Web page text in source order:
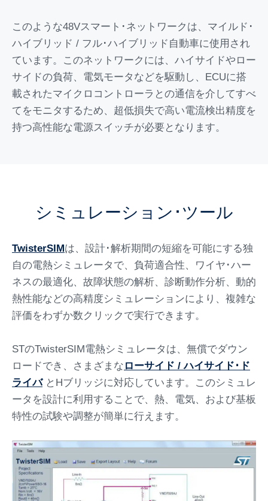
このような48Vスマート･ネットワークは、マイルド･
ハイブリッド / フル･ハイブリッド自動車に使用され
ています。このネットワークには、ハイサイドやロー
サイドの負荷、電気モータなどを駆動し、ECUに搭
載されたマイクロコントローラとの通信を介してすべ
てをモニタするため、超低損失で高い電流検出精度を
持つ高性能な電源スイッチが必要となります。
シミュレーション･ツール
TwisterSIM は、設計･解析期間の短縮を可能にする独
自の電熱シミュレータで、負荷適合性、ワイヤ･ハー
ネスの最適化、故障状態の解析、診断動作分析、動的
熱性能などの高精度シミュレーションにより、複雑な
評価をわずか数クリックで実行できます。
STのTwisterSIM電熱シミュレータは、無償でダウン
ロードでき、さまざまな ローサイド / ハイサイド･ド
ライバとHブリッジに対応しています。このシミュレ
ータを設計に利用することで、熱、電気、および基板
特性の試験や調整が簡単に行えます。